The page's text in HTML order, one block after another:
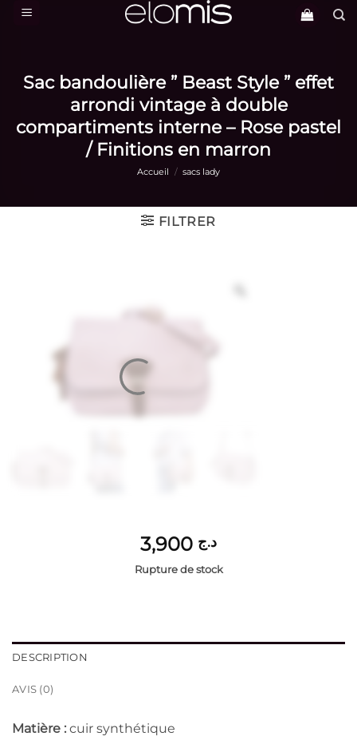
Passer
Sac bandoulière ” Beast Style ” effet
arrondi vintage à double
compartiments interne – Rose pastel
/ Finitions en marron
Accueil / sacs lady
FILTRER
د.ج
Rupture de stock
DESCRIPTION
AVIS (0)
Matière : cuir synthétique